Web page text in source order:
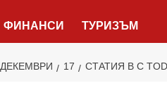
ФИНАНСИ ТУРИЗЪМ
ДЕКЕМВРИ 17 СТАТИЯ В С